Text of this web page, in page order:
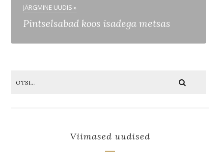
JÄRGMINE UUDIS »
Pintselsabad koos isadega metsas
Viimased uudised